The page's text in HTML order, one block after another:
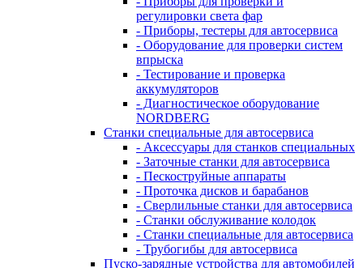
регулировки света фар
- Приборы, тестеры для автосервиса
- Оборудование для проверки систем
впрыска
- Тестирование и проверка
аккумуляторов
- Диагностическое оборудование
NORDBERG
Станки специальные для автосервиса
- Аксессуары для станков специальных
- Заточные станки для автосервиса
- Пескоструйные аппараты
- Проточка дисков и барабанов
- Сверлильные станки для автосервиса
- Станки обслуживание колодок
- Станки специальные для автосервиса
- Трубогибы для автосервиса
Пуско-зарядные устройства для автомобилей